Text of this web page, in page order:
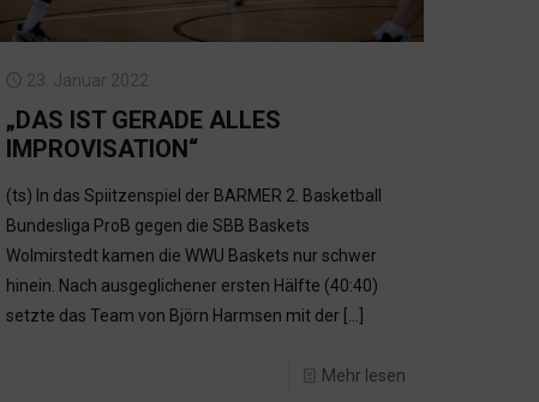
23. Januar 2022
„DAS IST GERADE ALLES
IMPROVISATION“
(ts) In das Spiitzenspiel der BARMER 2. Basketball
Bundesliga ProB gegen die SBB Baskets
Wolmirstedt kamen die WWU Baskets nur schwer
hinein. Nach ausgeglichener ersten Hälfte (40:40)
setzte das Team von Björn Harmsen mit der[…]
Mehr lesen